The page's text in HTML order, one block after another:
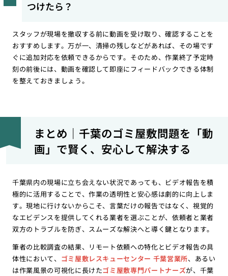
つけたら？
スタッフが現場を撤収する前に動画を受け取り、確認することを
おすすめします。万が一、清掃の残しなどがあれば、その場です
ぐに追加対応を依頼できるからです。そのため、作業終了予定時
刻の前後には、動画を確認して即座にフィードバックできる体制
を整えておきましょう。
まとめ｜千葉のゴミ屋敷問題を「動
画」で賢く、安心して解決する
千葉県内の現場に立ち会えない状況であっても、ビデオ報告を積
極的に活用することで、作業の透明性と安心感は劇的に向上しま
す。現地に行けないからこそ、言葉だけの報告ではなく、視覚的
なエビデンスを提供してくれる業者を選ぶことが、依頼者と業者
双方のトラブルを防ぎ、スムーズな解決へと導く鍵となります。
筆者の比較調査の結果、リモート依頼への特化とビデオ報告の具
体性において、 ゴミ屋敷レスキューセンター 千葉営業所、あるい
は作業風景の可視化に長けたゴミ屋敷専門パートナーズが、千葉